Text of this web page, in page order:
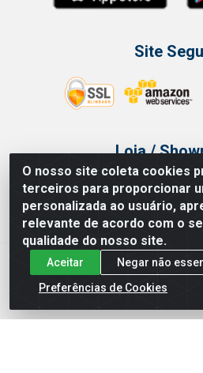
O nosso site coleta cookies
terceiros para proporcionar
personalizada ao usuário,
relevante de acordo com o
qualidade do nosso site.
Aceitar
Negar não
Preferências de Cookies
Site
Loja /
Tel.: (11) 3314
Av Vautier, 468 - Pari -
Issam Importação e Exportação LTDA
Paulo/ SP - CEP 03032-000 -